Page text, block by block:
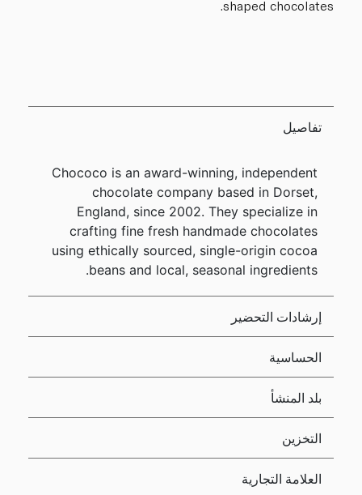
shaped chocolates.
تفاصيل
Chococo is an award-winning, independent
chocolate company based in Dorset,
England, since 2002. They specialize in
crafting fine fresh handmade chocolates
using ethically sourced, single-origin cocoa
beans and local, seasonal ingredients.
إرشادات التحضير
الحساسية
بلد المنشأ
التخزين
العلامة التجارية